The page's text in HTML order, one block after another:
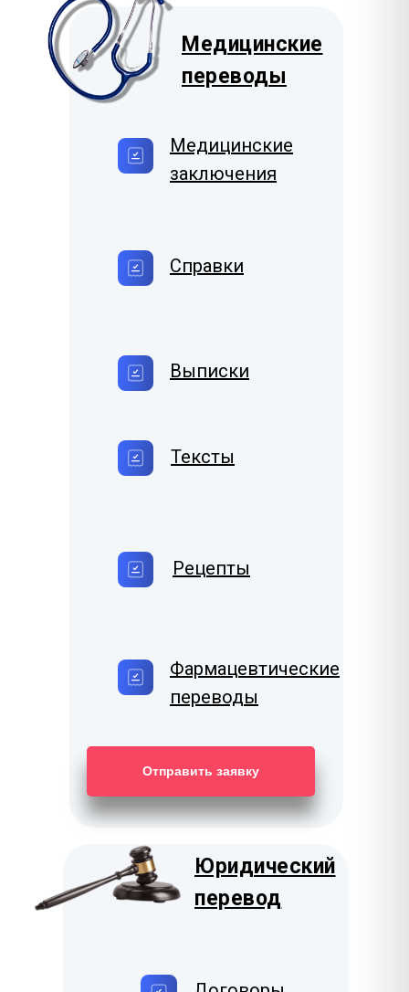
Медицинские
переводы
Медицинские
заключения
Выписки
Справки
Фармацевтические
переводы
Рецепты
Тексты
Отправить заявку
Юридический
перевод